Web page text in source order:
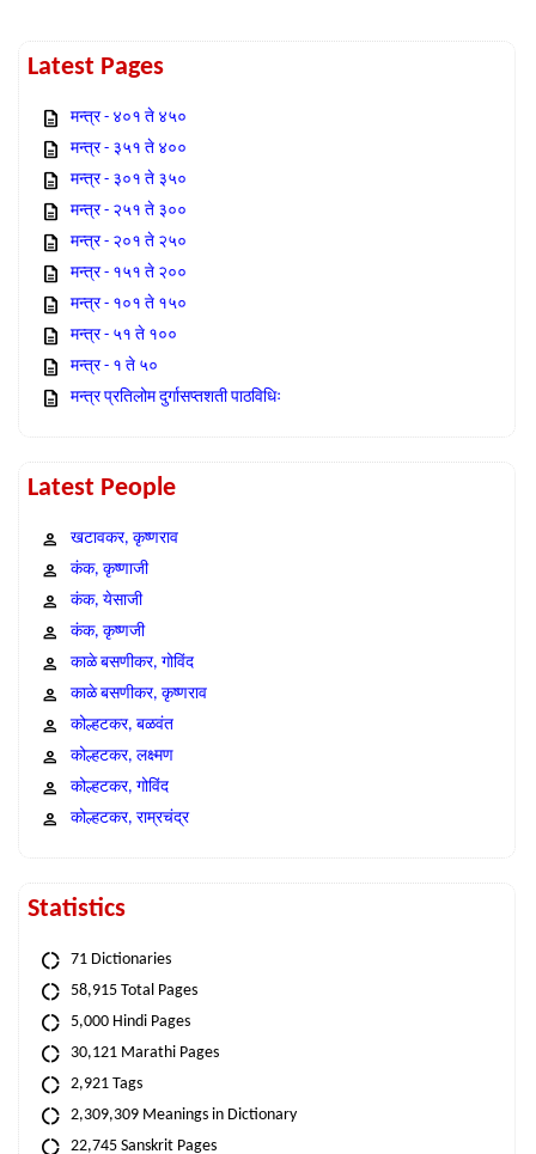
Latest Pages
मन्त्र - ४०१ ते ४५०
मन्त्र - ३५१ ते ४००
मन्त्र - ३०१ ते ३५०
मन्त्र - २५१ ते ३००
मन्त्र - २०१ ते २५०
मन्त्र - १५१ ते २००
मन्त्र - १०१ ते १५०
मन्त्र - ५१ ते १००
मन्त्र - १ ते ५०
मन्त्र प्रतिलोम दुर्गासप्तशती पाठविधिः
Latest People
खटावकर, कृष्णराव
कंक, कृष्णाजी
कंक, येसाजी
कंक, कृष्णजी
काळे बसणीकर, गोविंद
काळे बसणीकर, कृष्णराव
कोल्हटकर, बळवंत
कोल्हटकर, लक्ष्मण
कोल्हटकर, गोविंद
कोल्हटकर, राम्रचंद्र
Statistics
71 Dictionaries
58,915 Total Pages
5,000 Hindi Pages
30,121 Marathi Pages
2,921 Tags
2,309,309 Meanings in Dictionary
22,745 Sanskrit Pages